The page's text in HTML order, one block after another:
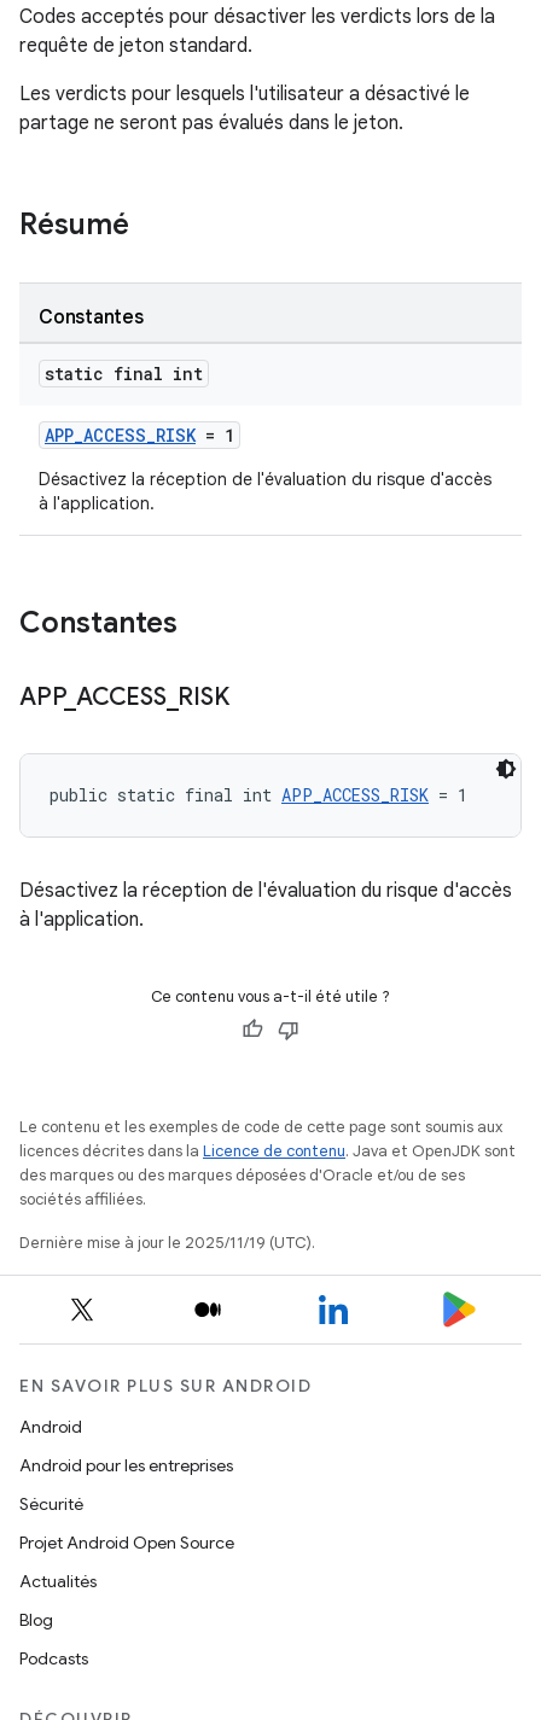
Codes acceptés pour désactiver les verdicts lors de la
requête de jeton standard.
Les verdicts pour lesquels l'utilisateur a désactivé le
partage ne seront pas évalués dans le jeton.
Résumé
Constantes
static final int
APP_ACCESS_RISK= 1
Désactivez la réception de l'évaluation du risque d'accès
à l'application.
Constantes
APP_ ACCESS_ RISK
public static final int APP_ACCESS_RISK = 1
Désactivez la réception de l'évaluation du risque d'accès
à l'application.
Ce contenu vous a-t-il été utile ?
Le contenu et les exemples de code de cette page sont soumis aux
licences décrites dans la Licence de contenu. Java et OpenJDK sont
des marques ou des marques déposées d'Oracle et/ou de ses
sociétés affiliées.
Dernière mise à jour le 2025/11/19 (UTC).
EN SAVOIR PLUS SUR ANDROID
Android
Android pour les entreprises
Sécurité
Projet Android Open Source
Actualités
Blog
Podcasts